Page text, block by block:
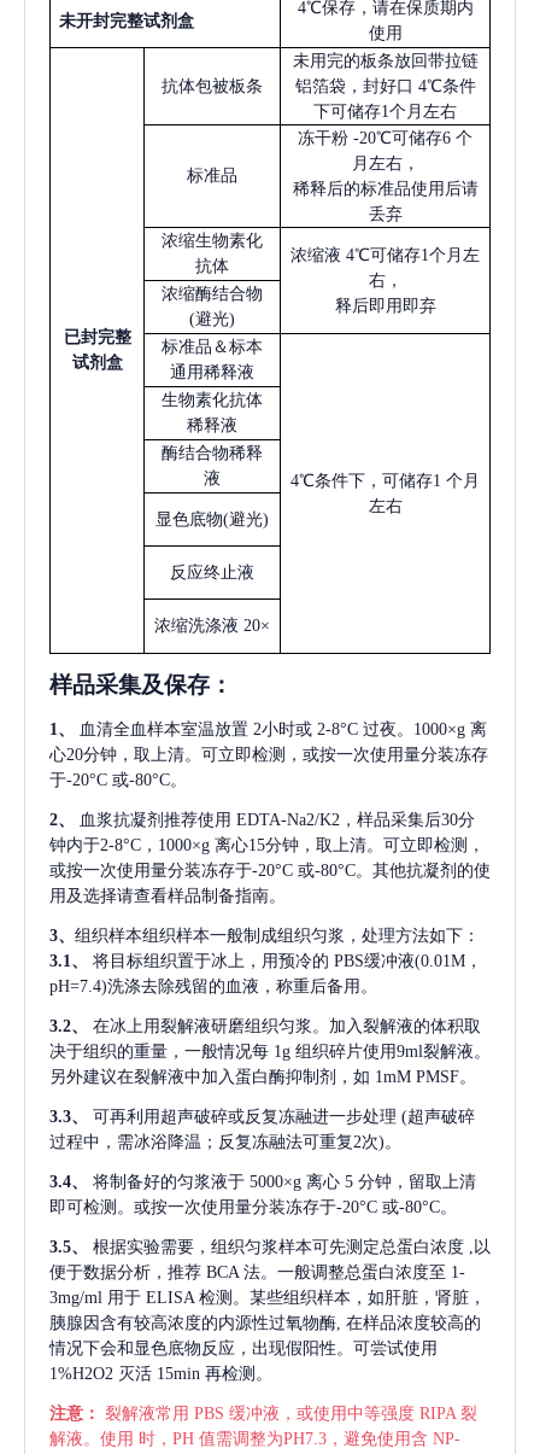
未开封完整试剂盒
4℃保存，请在保质期内
使用
已封完整
试剂盒
抗体包被板条
未用完的板条放回带拉链
铝箔袋，封好口 4℃条件
下可储存1个月左右
标准品
冻干粉 -20℃可储存6 个
月左右，
稀释后的标准品使用后请
丢弃
浓缩生物素化
抗体
浓缩液 4℃可储存1个月左
右，
释后即用即弃
浓缩酶结合物
(避光)
标准品＆标本
通用稀释液
4℃条件下，可储存1 个月
左右
生物素化抗体
稀释液
酶结合物稀释
液
显色底物(避光)
反应终止液
浓缩洗涤液 20×
样品采集及保存 ：
1、 血清全血样本室温放置 2小时或 2-8°C 过夜。1000×g 离
心20分钟，取上清。可立即检测，或按一次使用量分装冻存
于-20°C 或-80°C。
2、 血浆抗凝剂推荐使用 EDTA-Na2/K2，样品采集后30分
钟内于2-8°C，1000×g 离心15分钟，取上清。可立即检测，
或按一次使用量分装冻存于-20°C 或-80°C。其他抗凝剂的使
用及选择请查看样品制备指南。
3、 组织样本组织样本一般制成组织匀浆，处理方法如下：
3.1、
将目标组织置于冰上，用预冷的 PBS缓冲液(0.01M，
pH=7.4)洗涤去除残留的血液，称重后备用。
3.2、
在冰上用裂解液研磨组织匀浆。加入裂解液的体积取
决于组织的重量，一般情况每 1g 组织碎片使用9ml裂解液。
另外建议在裂解液中加入蛋白酶抑制剂，如 1mM PMSF。
3.3、 可再利用超声破碎或反复冻融进一步处理 (超声破碎
过程中，需冰浴降温；反复冻融法可重复2次)。
3.4、 将制备好的匀浆液于 5000×g 离心 5 分钟，留取上清
即可检测。或按一次使用量分装冻存于-20°C 或-80°C。
3.5、 根据实验需要，组织匀浆样本可先测定总蛋白浓度 ,以
便于数据分析，推荐 BCA 法。一般调整总蛋白浓度至 1-
3mg/ml 用于 ELISA 检测。某些组织样本，如肝脏，肾脏，
胰腺因含有较高浓度的内源性过氧物酶, 在样品浓度较高的
情况下会和显色底物反应，出现假阳性。可尝试使用
1%H2O2 灭活 15min 再检测。
注意： 裂解液常用 PBS 缓冲液，或使用中等强度 RIPA 裂
解液。使用 时，PH 值需调整为PH7.3，避免使用含 NP-